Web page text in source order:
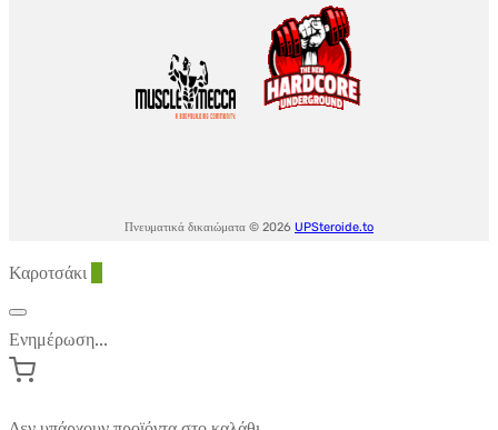
Πνευματικά δικαιώματα © 2026 UPSteroide.to
Καροτσάκι
Ενημέρωση...